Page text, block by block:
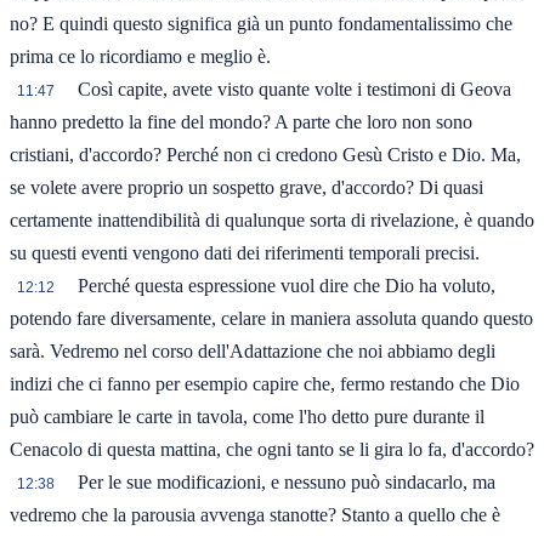
no? E quindi questo significa già un punto fondamentalissimo che
prima ce lo ricordiamo e meglio è.
11:47
Così capite, avete visto quante volte i testimoni di Geova
hanno predetto la fine del mondo? A parte che loro non sono
cristiani, d'accordo? Perché non ci credono Gesù Cristo e Dio. Ma,
se volete avere proprio un sospetto grave, d'accordo? Di quasi
certamente inattendibilità di qualunque sorta di rivelazione, è quando
su questi eventi vengono dati dei riferimenti temporali precisi.
12:12
Perché questa espressione vuol dire che Dio ha voluto,
potendo fare diversamente, celare in maniera assoluta quando questo
sarà. Vedremo nel corso dell'Adattazione che noi abbiamo degli
indizi che ci fanno per esempio capire che, fermo restando che Dio
può cambiare le carte in tavola, come l'ho detto pure durante il
Cenacolo di questa mattina, che ogni tanto se li gira lo fa, d'accordo?
12:38
Per le sue modificazioni, e nessuno può sindacarlo, ma
vedremo che la parousia avvenga stanotte? Stanto a quello che è